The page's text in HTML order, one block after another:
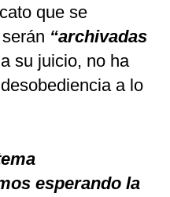
que se
“archivadas
su juicio, no ha
a lo
esperando la